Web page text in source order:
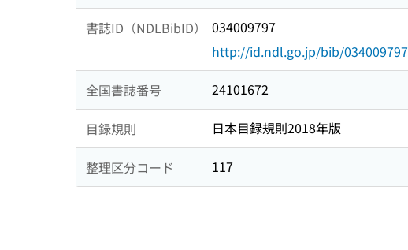
書誌ID（NDLBibID）
034009797
http://id.ndl.go.jp/bib/034009797
全国書誌番号 24101672
目録規則 日本目録規則2018年版
整理区分コード 117